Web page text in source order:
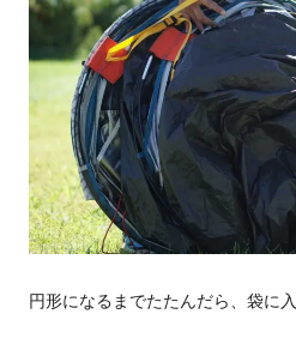
円形になるまでたたんだら、袋に